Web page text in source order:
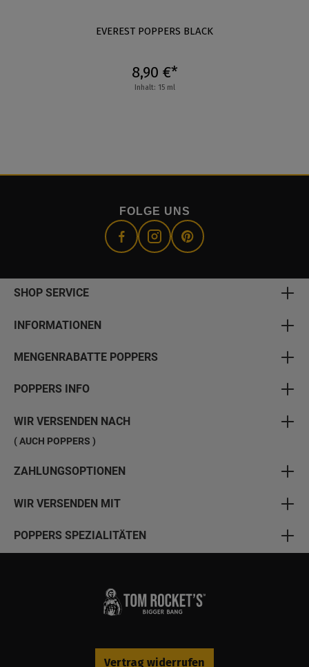
EVEREST POPPERS BLACK
8,90 €*
Inhalt: 15 ml
FOLGE UNS
SHOP SERVICE
INFORMATIONEN
MENGENRABATTE POPPERS
POPPERS INFO
WIR VERSENDEN NACH
( AUCH POPPERS )
ZAHLUNGSOPTIONEN
WIR VERSENDEN MIT
POPPERS SPEZIALITÄTEN
Vertrag widerrufen